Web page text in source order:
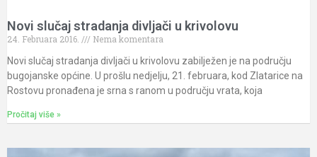
Novi slučaj stradanja divljači u krivolovu
24. Februara 2016.
Nema komentara
Novi slučaj stradanja divljači u krivolovu zabilježen je na području
bugojanske općine. U prošlu nedjelju, 21. februara, kod Zlatarice na
Rostovu pronađena je srna s ranom u području vrata, koja
Pročitaj više »